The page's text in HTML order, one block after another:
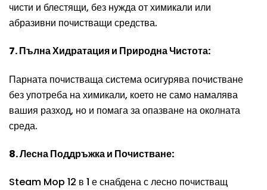
чисти и блестящи, без нужда от химикали или
абразивни почистващи средства.
7. Пълна Хидратация и Природна Чистота:
Парната почистваща система осигурява почистване
без употреба на химикали, което не само намалява
вашия разход, но и помага за опазване на околната
среда.
8. Лесна Поддръжка и Почистване:
Steam Mop 12 в 1 е снабдена с лесно почистващ